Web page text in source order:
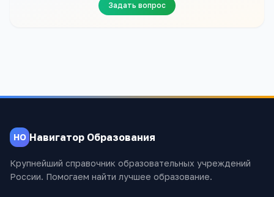
Задать вопрос
НО Навигатор Образования
Крупнейший справочник образовательных учреждений
России. Помогаем найти лучшее образование.